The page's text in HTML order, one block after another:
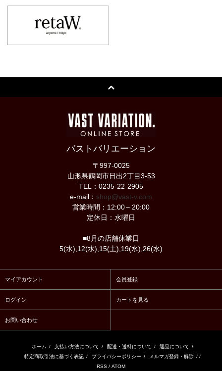
バストバリエーション
〒997-0025
山形県鶴岡市日出2丁目3-53
TEL：0235-22-2905
e-mail： shop@vast-v.com
営業時間：12:00～20:00
定休日：水曜日
■8月の店舗休業日
5(水),12(水),15(土),19(水),26(水)
マイアカウント 会員登録
ログイン カートを見る
お問い合わせ
ホーム / 支払い方法について / 配送・送料について / 返品について /
特定商取引法に基づく表記 / プライバシーポリシー / メルマガ登録・解除 / /
RSS / ATOM